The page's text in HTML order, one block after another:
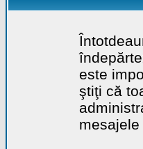
este
ştiţi că